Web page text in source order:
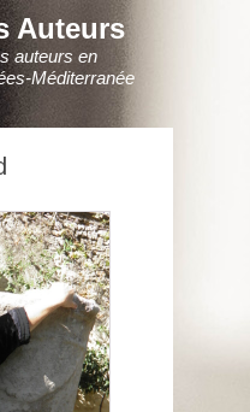
Auteurs
auteurs en
Méditerranée